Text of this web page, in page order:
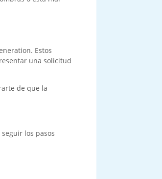
Estos
una solicitud
de que la
los pasos